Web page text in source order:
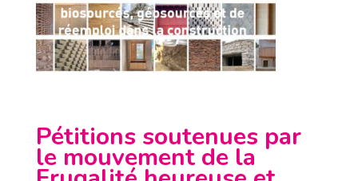
Pétitions soutenues par
le mouvement de la